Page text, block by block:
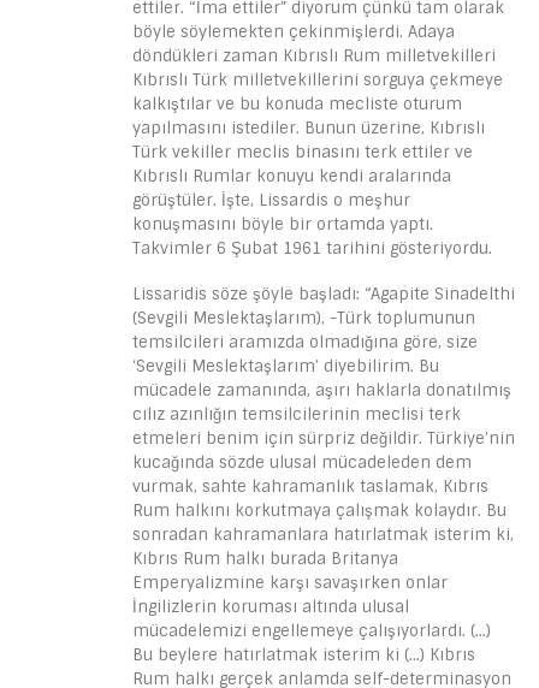
ettiler. “İma ettiler” diyorum çünkü tam olarak
böyle söylemekten çekinmişlerdi. Adaya
döndükleri zaman Kıbrıslı Rum milletvekilleri
Kıbrıslı Türk milletvekillerini sorguya çekmeye
kalkıştılar ve bu konuda mecliste oturum
yapılmasını istediler. Bunun üzerine, Kıbrıslı
Türk vekiller meclis binasını terk ettiler ve
Kıbrıslı Rumlar konuyu kendi aralarında
görüştüler. İşte, Lissardis o meşhur
konuşmasını böyle bir ortamda yaptı.
Takvimler 6 Şubat 1961 tarihini gösteriyordu.
Lissaridis söze şöyle başladı: “Agapite Sinadelthi
(Sevgili Meslektaşlarım), -Türk toplumunun
temsilcileri aramızda olmadığına göre, size
‘Sevgili Meslektaşlarım’ diyebilirim. Bu
mücadele zamanında, aşırı haklarla donatılmış
cılız azınlığın temsilcilerinin meclisi terk
etmeleri benim için sürpriz değildir. Türkiye’nin
kucağında sözde ulusal mücadeleden dem
vurmak, sahte kahramanlık taslamak, Kıbrıs
Rum halkını korkutmaya çalışmak kolaydır. Bu
sonradan kahramanlara hatırlatmak isterim ki,
Kıbrıs Rum halkı burada Britanya
Emperyalizmine karşı savaşırken onlar
İngilizlerin koruması altında ulusal
mücadelemizi engellemeye çalışıyorlardı. (…)
Bu beylere hatırlatmak isterim ki (…) Kıbrıs
Rum halkı gerçek anlamda self-determinasyon